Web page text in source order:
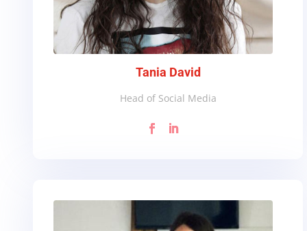
Tania David
Head of Social Media